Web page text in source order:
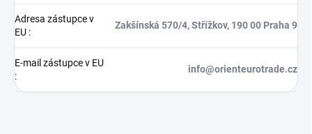
Adresa zástupce v
EU :
Zakšínská 570/4, Střížkov, 190 00 Praha 9
E-mail zástupce v EU
:
info@orienteurotrade.cz